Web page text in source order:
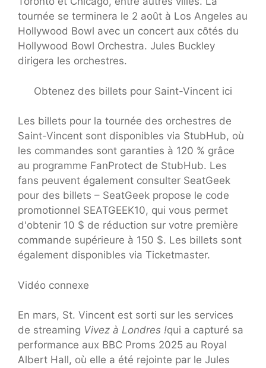
tournée se terminera le 2 août à Los Angeles au
Hollywood Bowl avec un concert aux côtés du
Hollywood Bowl Orchestra. Jules Buckley
dirigera les orchestres.
Obtenez des billets pour Saint-Vincent ici
Les billets pour la tournée des orchestres de
Saint-Vincent sont disponibles via StubHub, où
les commandes sont garanties à 120 % grâce
au programme FanProtect de StubHub. Les
fans peuvent également consulter SeatGeek
pour des billets – SeatGeek propose le code
promotionnel SEATGEEK10, qui vous permet
d'obtenir 10 $ de réduction sur votre première
commande supérieure à 150 $. Les billets sont
également disponibles via Ticketmaster.
Vidéo connexe
En mars, St. Vincent est sorti sur les services
de streaming Vivez à Londres !qui a capturé sa
performance aux BBC Proms 2025 au Royal
Albert Hall, où elle a été rejointe par le Jules